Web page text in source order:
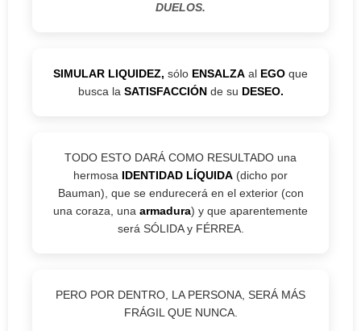
DUELOS.
SIMULAR LIQUIDEZ, sólo ENSALZA al EGO que
busca la SATISFACCIÓN de su DESEO.
TODO ESTO DARÁ COMO RESULTADO una
hermosa IDENTIDAD LÍQUIDA (dicho por
Bauman), que se endurecerá en el exterior (con
una coraza, una armadura) y que aparentemente
será SÓLIDA y FÉRREA.
PERO POR DENTRO, LA PERSONA, SERÁ MÁS
FRÁGIL QUE NUNCA.